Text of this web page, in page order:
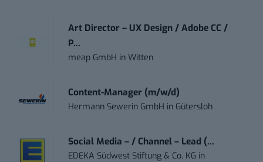
Art Director – UX Design / Adobe CC /
P...
meap GmbH inWitten
Content-Manager (m/w/d)
Hermann Sewerin GmbH in Gütersloh
Social Media – / Channel – Lead (...
EDEKA Südwest Stiftung & Co. KG in